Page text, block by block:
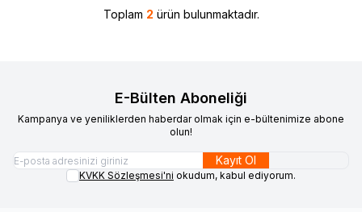
Toplam 2 ürün bulunmaktadır.
E-Bülten Aboneliği
Kampanya ve yeniliklerden haberdar olmak için e-bültenimize abone
olun!
Kayıt Ol
KVKK Sözleşmesi'ni okudum, kabul ediyorum.